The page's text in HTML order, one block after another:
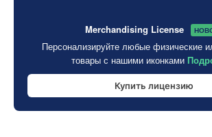
Merchandising License
Персонализируйте любые физические
товары с нашими иконками
Купить лицензию